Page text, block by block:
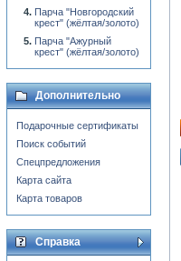
Парча "Новгородский
крест" (жёлтая/золото)
Парча "Ажурный
крест" (жёлтая/золото)
Дополнительно
Подарочные сертификаты
Поиск событий
Спецпредложения
Карта сайта
Карта товаров
Справка